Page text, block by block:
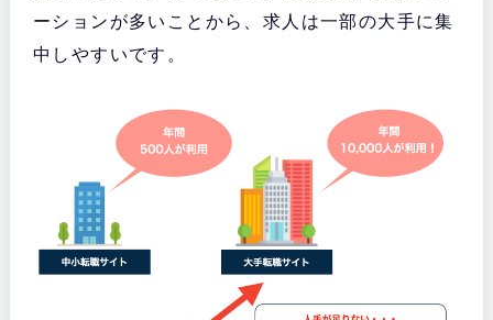
ーションが多いことから、求人は一部の大手に集
中しやすいです。